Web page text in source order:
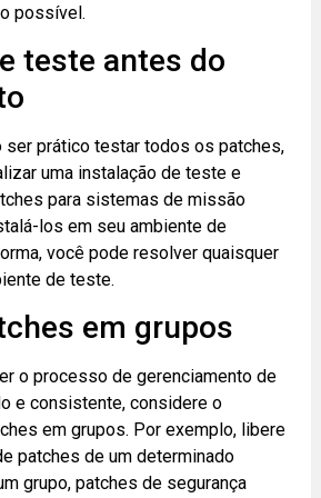
possível.
teste antes do
ser prático testar todos os patches,
uma instalação de teste e
para sistemas de missão
los em seu ambiente de
você pode resolver quaisquer
de teste.
em grupos
o processo de gerenciamento de
e consistente, considere o
em grupos. Por exemplo, libere
patches de um determinado
grupo, patches de segurança